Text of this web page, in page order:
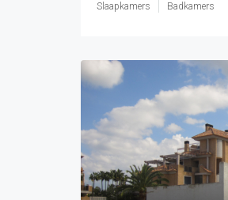
Slaapkamers Badkamers